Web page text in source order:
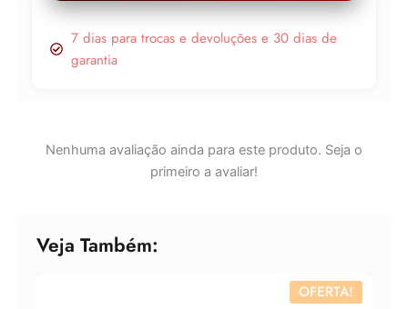
7 dias para trocas e devoluções e 30 dias de
garantia
Nenhuma avaliação ainda para este produto. Seja o
primeiro a avaliar!
Veja Também:
OFERTA!